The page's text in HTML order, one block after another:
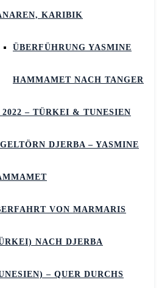
KARIBIK
ÜBERFÜHRUNG YASMINE
HAMMAMET NACH TANGER
2022 – TÜRKEI & TUNESIEN
DJERBA – YASMINE
VON MARMARIS
NACH DJERBA
– QUER DURCHS